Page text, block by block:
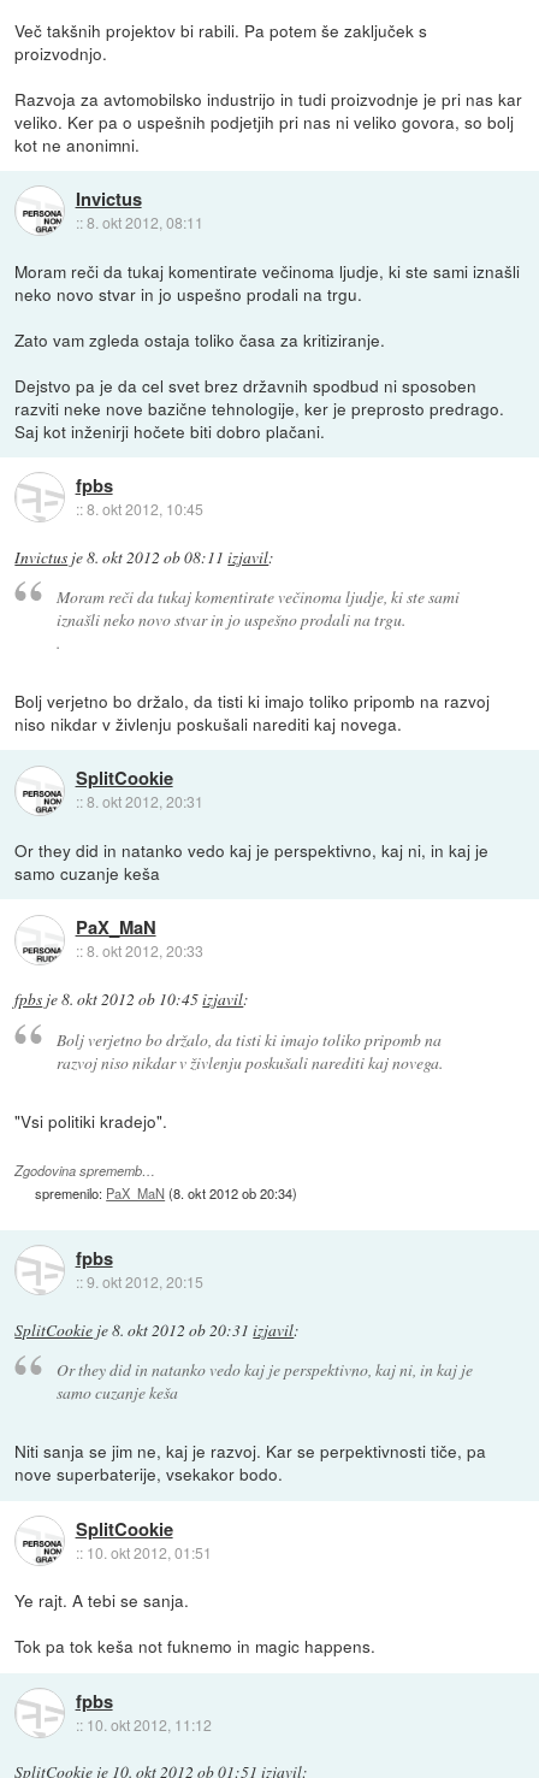
Več takšnih projektov bi rabili. Pa potem še zaključek s
proizvodnjo.
Razvoja za avtomobilsko industrijo in tudi proizvodnje je pri nas kar
veliko. Ker pa o uspešnih podjetjih pri nas ni veliko govora, so bolj
kot ne anonimni.
Invictus
::8. okt 2012, 08:11
Moram reči da tukaj komentirate večinoma ljudje, ki ste sami iznašli
neko novo stvar in jo uspešno prodali na trgu.
Zato vam zgleda ostaja toliko časa za kritiziranje.
Dejstvo pa je da cel svet brez državnih spodbud ni sposoben
razviti neke nove bazične tehnologije, ker je preprosto predrago.
Saj kot inženirji hočete biti dobro plačani.
fpbs
::8. okt 2012, 10:45
Invictus je8. okt 2012 ob 08:11 izjavil:
Moram reči da tukaj komentirate večinoma ljudje, ki ste sami
iznašli neko novo stvar in jo uspešno prodali na trgu.
.
Bolj verjetno bo držalo, da tisti ki imajo toliko pripomb na razvoj
niso nikdar v živlenju poskušali narediti kaj novega.
SplitCookie
::8. okt 2012, 20:31
Or they did in natanko vedo kaj je perspektivno, kaj ni, in kaj je
samo cuzanje keša
PaX_MaN
::8. okt 2012, 20:33
fpbs je8. okt 2012 ob 10:45izjavil:
Bolj verjetno bo držalo, da tisti ki imajo toliko pripomb na
razvoj niso nikdar v živlenju poskušali narediti kaj novega.
"Vsi politiki kradejo".
Zgodovina sprememb…
spremenilo: PaX_MaN(8. okt 2012 ob 20:34)
fpbs
::9. okt 2012, 20:15
SplitCookie je8. okt 2012 ob 20:31 izjavil:
Or they did in natanko vedo kaj je perspektivno, kaj ni, in kaj je
samo cuzanje keša
Niti sanja se jim ne, kaj je razvoj. Kar se perpektivnosti tiče, pa
nove superbaterije, vsekakor bodo.
SplitCookie
:: 10. okt 2012, 01:51
Ye rajt. A tebi se sanja.
Tok pa tok keša not fuknemo in magic happens.
fpbs
:: 10. okt 2012, 11:12
SplitCookie je 10. okt 2012 ob 01:51 izjavil: